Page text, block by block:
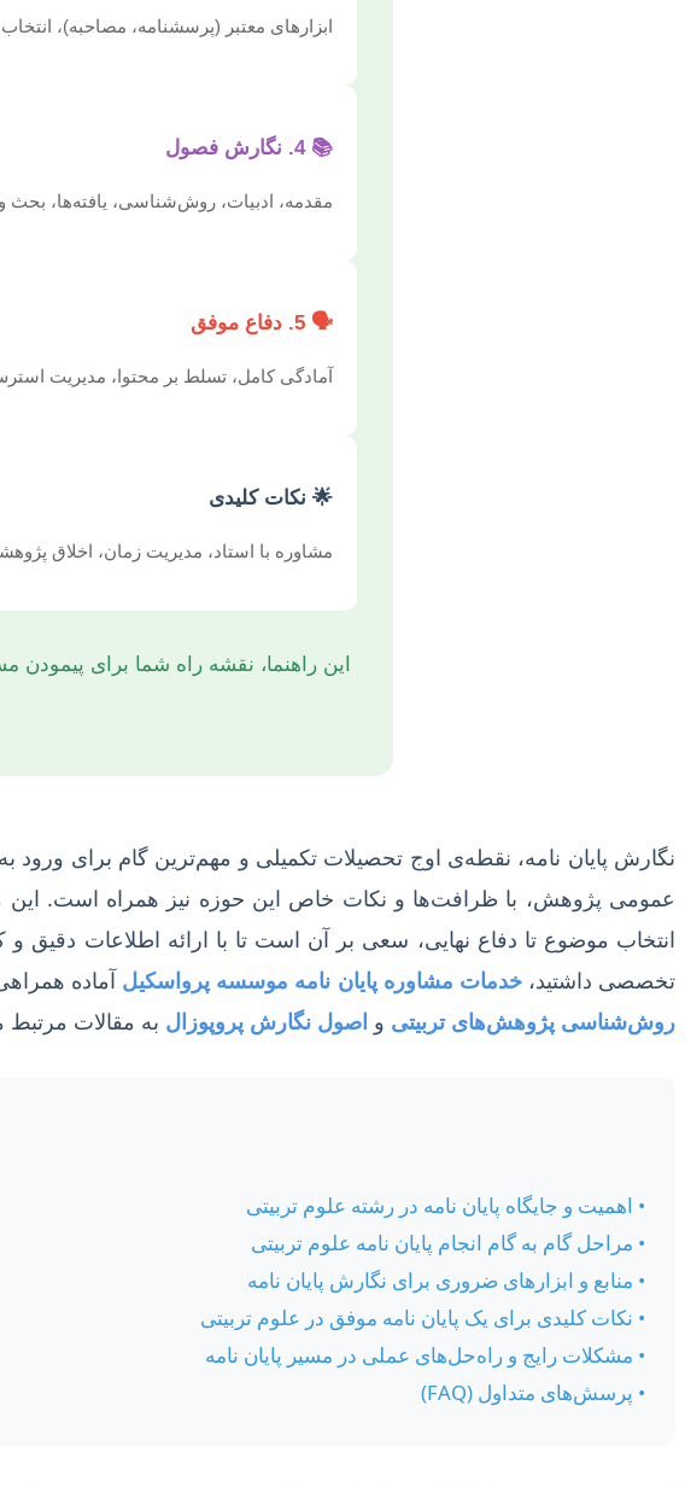
ابزارهای معتبر (پرسشنامه، مصاحبه)،
📚 4. نگارش فصول
مقدمه، ادبیات، روش‌شناسی، یافته‌ها، بحث و
🗣️ 5. دفاع موفق
آمادگی کامل، تسلط بر محتوا، مدیریت
🌟 نکات کلیدی
مشاوره با استاد، مدیریت زمان، اخلاق
این راهنما، نقشه راه شما برای پیمودن
نگارش پایان نامه، نقطه‌ی اوج تحصیلات تکمیلی و مهم‌ترین گام برای
عمومی پژوهش، با ظرافت‌ها و نکات خاص این حوزه نیز همراه است. این
انتخاب موضوع تا دفاع نهایی، سعی بر آن است تا با ارائه اطلاعات
تخصصی داشتید،خدمات مشاوره پایان نامه موسسه پرواسکیل آماده
روش‌شناسی پژوهش‌های تربیتی و اصول نگارش پروپوزال به مقالات مرتبط
• اهمیت و جایگاه پایان نامه در رشته علوم تربیتی
• مراحل گام به گام انجام پایان نامه علوم تربیتی
• منابع و ابزارهای ضروری برای نگارش پایان نامه
• نکات کلیدی برای یک پایان نامه موفق در علوم تربیتی
• مشکلات رایج و راه‌حل‌های عملی در مسیر پایان نامه
• پرسش‌های متداول (FAQ)